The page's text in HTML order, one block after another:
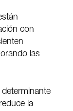
con
las
la